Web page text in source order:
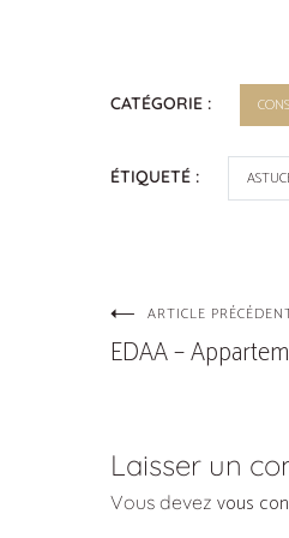
CATÉGORIE :
ÉTIQUETÉ :
l’article
ARTICLE
EDAA –
Laisser un
Vous devez vous